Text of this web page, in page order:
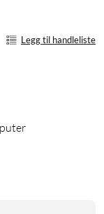
Legg til handleliste